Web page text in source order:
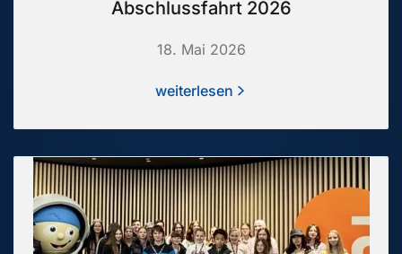
Abschlussfahrt 2026
18. Mai 2026
weiterlesen